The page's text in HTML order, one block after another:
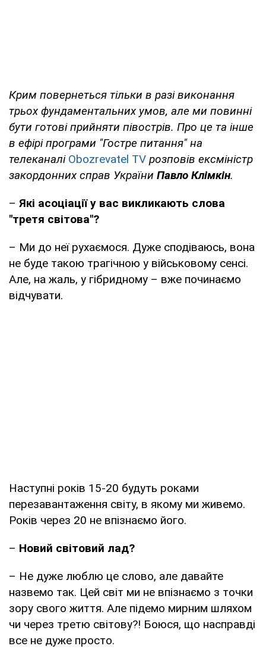
Крим повернеться тільки в разі виконання
трьох фундаментальних умов, але ми повинні
бути готові прийняти півострів. Про це та інше
в ефірі програми "Гостре питання" на
телеканалі Obozrevatel TV розповів ексміністр
закордонних справ України Павло Клімкін.
– Які асоціації у вас викликають слова
"третя світова"?
– Ми до неї рухаємося. Дуже сподіваюсь, вона
не буде такою трагічною у військовому сенсі.
Але, на жаль, у гібридному – вже починаємо
відчувати.
Наступні років 15-20 будуть роками
перезавантаження світу, в якому ми живемо.
Років через 20 не впізнаємо його.
– Новий світовий лад?
– Не дуже люблю це слово, але давайте
назвемо так. Цей світ ми не впізнаємо з точки
зору свого життя. Але підемо мирним шляхом
чи через третю світову?! Боюся, що насправді
все не дуже просто.